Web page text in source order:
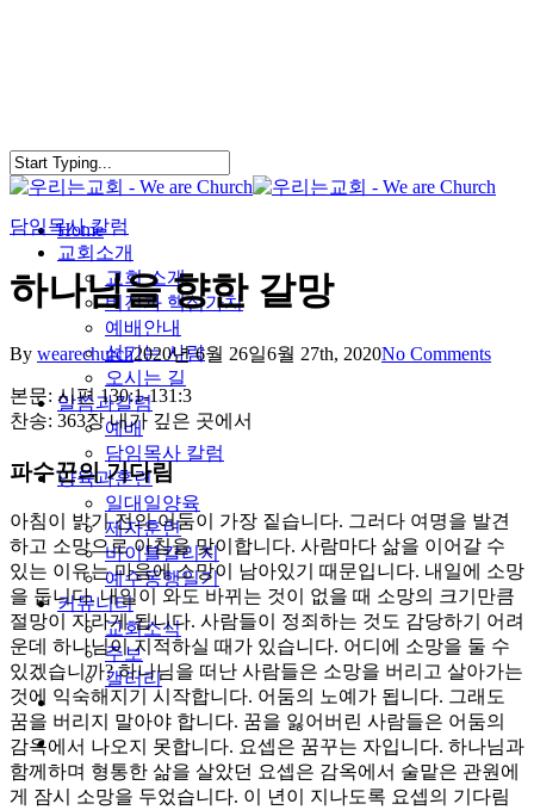
search
Menu Home
교회소개
교회 소개
비전과 핵심가치
예배안내
섬기는 사람
오시는 길
말씀과칼럼
예배
담임목사 칼럼
양육과훈련
일대일양육
제자훈련
바이블칼리지
예수동행일기
커뮤니티
교회소식
주보
갤러리
youtube
soundcloud
search
담임목사 칼럼
하나님을 향한 갈망
By wearechurch2020년 6월 26일6월 27th, 2020No Comments
본문: 시편 130:1-131:3
찬송: 363장 내가 깊은 곳에서
파수꾼의 기다림
아침이 밝기 전의 어둠이 가장 짙습니다. 그러다 여명을 발견
하고 소망으로 아침을 맞이합니다. 사람마다 삶을 이어갈 수
있는 이유는 마음에 소망이 남아있기 때문입니다. 내일에 소망
을 둡니다. 내일이 와도 바뀌는 것이 없을 때 소망의 크기만큼
절망이 자라게 됩니다. 사람들이 정죄하는 것도 감당하기 어려
운데 하나님이 지적하실 때가 있습니다. 어디에 소망을 둘 수
있겠습니까? 하나님을 떠난 사람들은 소망을 버리고 살아가는
것에 익숙해지기 시작합니다. 어둠의 노예가 됩니다. 그래도
꿈을 버리지 말아야 합니다. 꿈을 잃어버린 사람들은 어둠의
감옥에서 나오지 못합니다. 요셉은 꿈꾸는 자입니다. 하나님과
함께하며 형통한 삶을 살았던 요셉은 감옥에서 술맡은 관원에
게 잠시 소망을 두었습니다. 이 년이 지나도록 요셉의 기다림